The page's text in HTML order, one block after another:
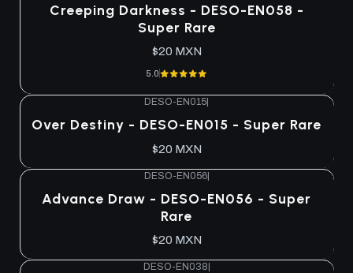
Creeping Darkness - DESO-EN058 -
Super Rare
$20 MXN
5.0
DESO-EN015
Over Destiny - DESO-EN015 - Super Rare
$20 MXN
DESO-EN056|
Advance Draw - DESO-EN056 - Super
Rare
$20 MXN
DESO-EN038|